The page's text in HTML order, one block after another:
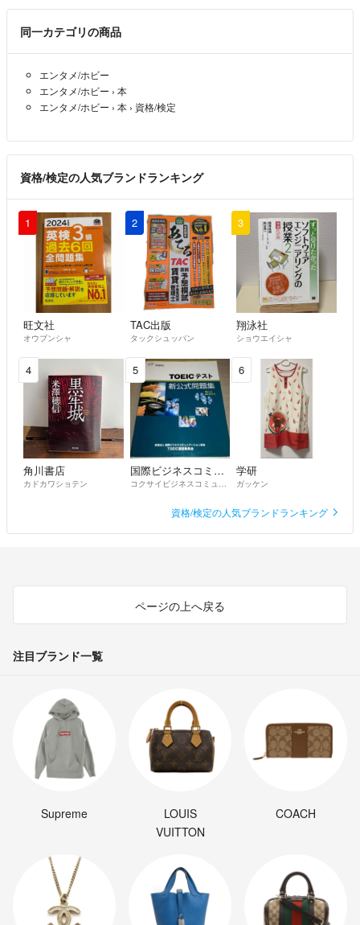
同一カテゴリの商品
エンタメ/ホビー
エンタメ/ホビー › 本
エンタメ/ホビー › 本 › 資格/検定
資格/検定の人気ブランドランキング
1
旺文社
オウブンシャ
2
TAC出版
タックシュッパン
3
翔泳社
ショウエイシャ
4
角川書店
カドカワショテン
5
国際ビジネスコミュニケーション協会
コクサイビジネスコミュニケーションキョウカイ
6
学研
ガッケン
資格/検定の人気ブランドランキング
ページの上へ戻る
注目ブランド一覧
Supreme
LOUIS
VUITTON
COACH